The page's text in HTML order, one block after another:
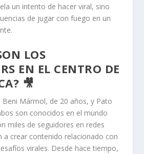
un intento de hacer viral, sino
de jugar con fuego en un
LOS
EN EL CENTRO DE
🎥
Mármol, de 20 años, y Pato
son conocidos en el mundo
miles de seguidores en redes
a crear contenido relacionado con
virales. Desde hace tiempo,